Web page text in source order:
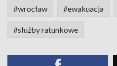
#wrocław #ewakuacja
#służby ratunkowe